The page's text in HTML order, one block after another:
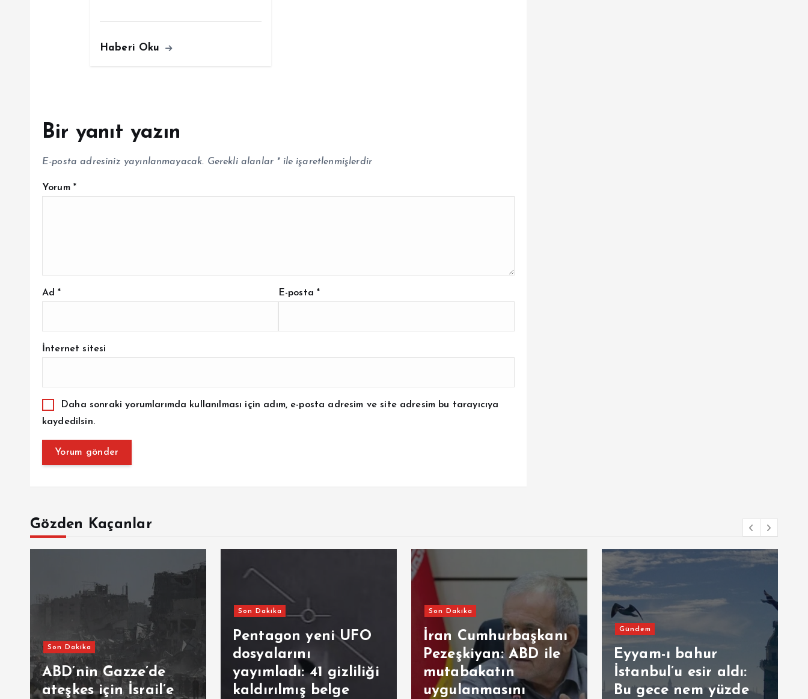
Haberi Oku
Bir yanıt yazın
E-posta adresiniz yayınlanmayacak. Gerekli alanlar *ile işaretlenmişlerdir
Yorum *
Ad* E-posta*
İnternet sitesi
Daha sonraki yorumlarımda kullanılması için adım, e-posta adresim ve site adresim bu tarayıcıya
kaydedilsin.
Gözden Kaçanlar
Son Dakika
ABD’nin Gazze’de
ateşkes için İsrail’e
Son Dakika
Pentagon yeni UFO
dosyalarını
yayımladı: 41 gizliliği
kaldırılmış belge
Son Dakika
İran Cumhurbaşkanı
Pezeşkiyan: ABD ile
mutabakatın
uygulanmasını
Gündem
Eyyam-ı bahur
İstanbul’u esir aldı:
Bu gece nem yüzde